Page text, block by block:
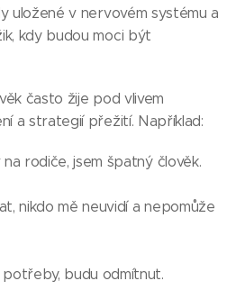
uložené v nervovém systému a
kdy budou moci být
často žije pod vlivem
a strategií přežití. Například:
rodiče, jsem špatný člověk.
nikdo mě neuvidí a nepomůže
potřeby, budu odmítnut.